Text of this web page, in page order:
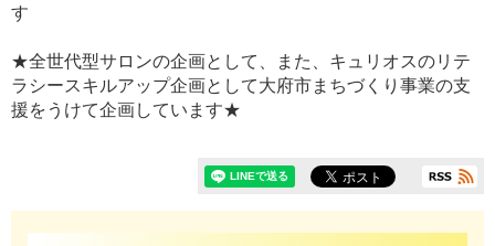
す
★全世代型サロンの企画として、また、キュリオスのリテ
ラシースキルアップ企画として大府市まちづくり事業の支
援をうけて企画しています★